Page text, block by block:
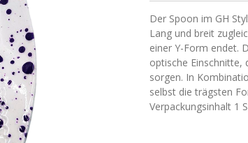
Der Spoon im GH
Lang und breit
einer Y-Form endet.
optische Einschnitte,
sorgen. In
selbst die trägsten
Verpackungsinhalt 1